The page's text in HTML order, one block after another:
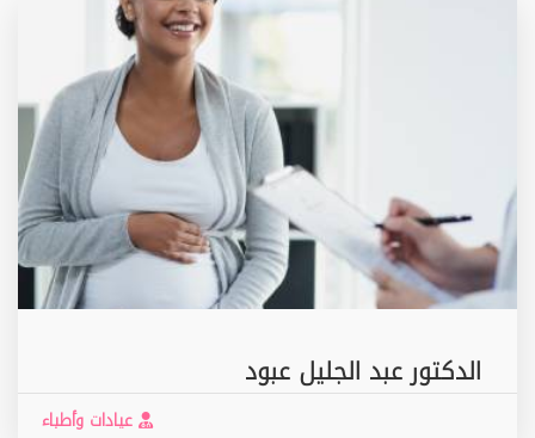
الدكتور عبد الجليل عبود
عيادات وأطباء